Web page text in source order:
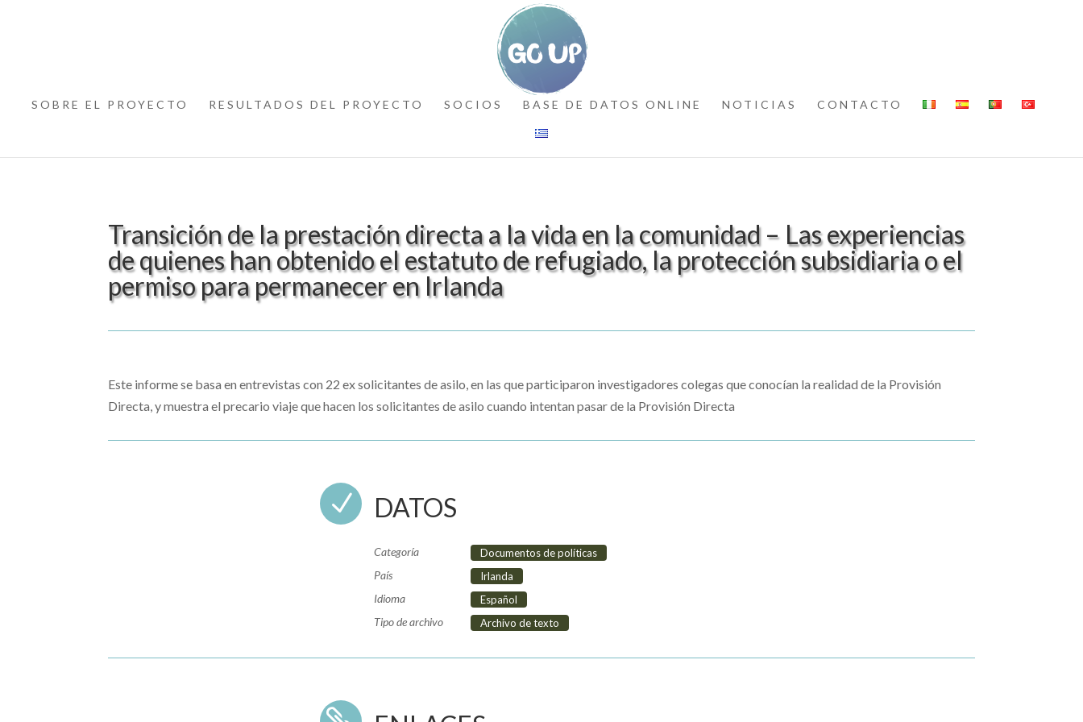
SOBRE EL PROYECTO RESULTADOS DEL PROYECTO SOCIOS BASE DE DATOS ONLINE NOTICIAS CONTACTO
Transición de la prestación directa a la vida en la comunidad – Las experiencias
de quienes han obtenido el estatuto de refugiado, la protección subsidiaria o el
permiso para permanecer en Irlanda
Este informe se basa en entrevistas con 22 ex solicitantes de asilo, en las que participaron investigadores colegas que conocían la realidad de la Provisión
Directa, y muestra el precario viaje que hacen los solicitantes de asilo cuando intentan pasar de la Provisión Directa
N DATOS
Categoría Documentos de políticas
País Irlanda
Idioma Español
Tipo de archivo Archivo de texto